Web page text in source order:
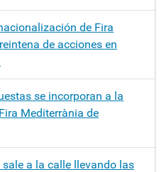
de Fira
de acciones en
se incorporan a la
Mediterrània de
a la calle llevando las